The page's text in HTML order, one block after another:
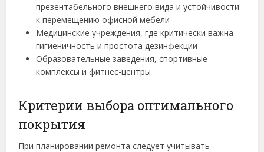
презентабельного внешнего вида и устойчивости
к перемещению офисной мебели
Медицинские учреждения, где критически важна
гигиеничность и простота дезинфекции
Образовательные заведения, спортивные
комплексы и фитнес-центры
Критерии выбора оптимального
покрытия
При планировании ремонта следует учитывать